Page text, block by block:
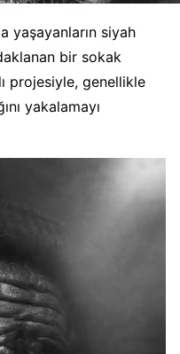
yaşayanların siyah
bir sokak
projesiyle, genellikle
yakalamayı